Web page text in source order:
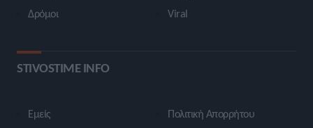
Δρόμοι
Viral
STIVOSTIME INFO
Εμείς
Πολιτική Απορρήτου